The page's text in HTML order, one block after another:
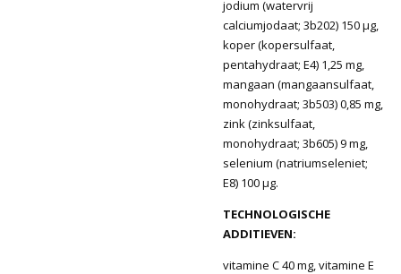
jodium (watervrij
calciumjodaat; 3b202) 150 μg,
koper (kopersulfaat,
pentahydraat; E4) 1,25 mg,
mangaan (mangaansulfaat,
monohydraat; 3b503) 0,85 mg,
zink (zinksulfaat,
monohydraat; 3b605) 9 mg,
selenium (natriumseleniet;
E8) 100 μg.
TECHNOLOGISCHE
ADDITIEVEN:
vitamine C 40 mg, vitamine E